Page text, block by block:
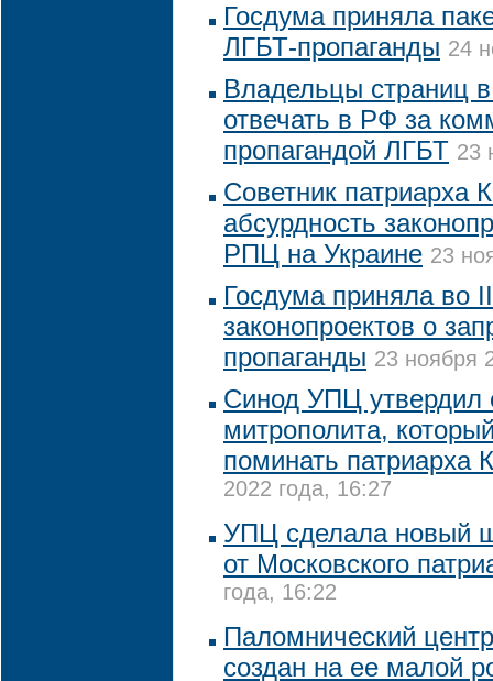
Госдума приняла
ЛГБТ-пропаганды 24
Владельцы страниц
отвечать в РФ за
пропагандой ЛГБТ 23
Советник патриарха
абсурдность
РПЦ на Украине 23
Госдума приняла во
законопроектов о
пропаганды 23 ноября
Синод УПЦ утвердил
митрополита,
поминать патриарха
2022 года, 16:27
УПЦ сделала новый
от Московского
года, 16:22
Паломнический
создан на ее малой